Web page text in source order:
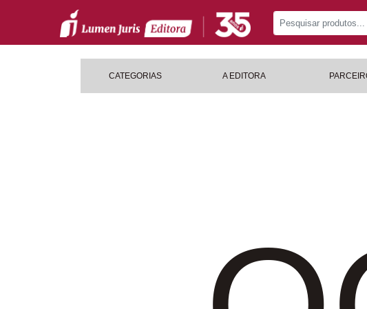
CATEGORIAS A EDITORA